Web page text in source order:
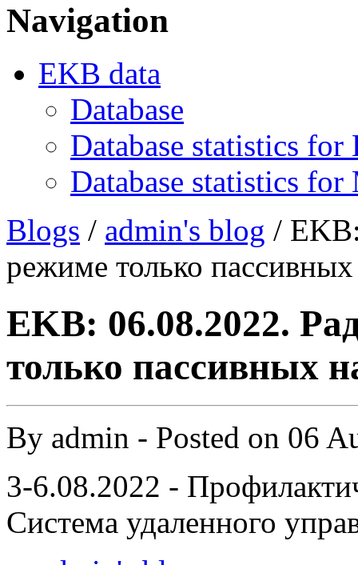
Navigation
EKB data
Database
Database statistics for
Database statistics
Blogs / admin's blog /
режиме только
EKB: 06.08.2022.
только пассивных
By admin - Posted on 06
3-6.08.2022 -
Система удаленного